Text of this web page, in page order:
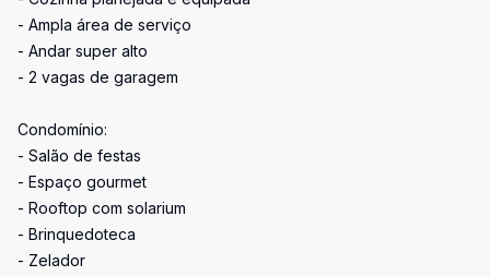
- Ampla área de serviço
- Andar super alto
- 2 vagas de garagem
Condomínio:
- Salão de festas
- Espaço gourmet
- Rooftop com solarium
- Brinquedoteca
- Zelador